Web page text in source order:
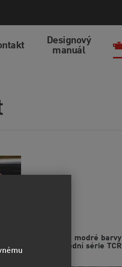
Designový
manuál
RING. Bledě modré barvy
podnik mezinárodní série TCR